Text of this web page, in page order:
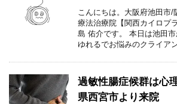
こんにちは。大阪府池田市/
療法治療院【関西カイロプ
島 佑介です。 本日は池田
ゆれるでお悩みのクライ
過敏性腸症候群は心
県西宮市より来院